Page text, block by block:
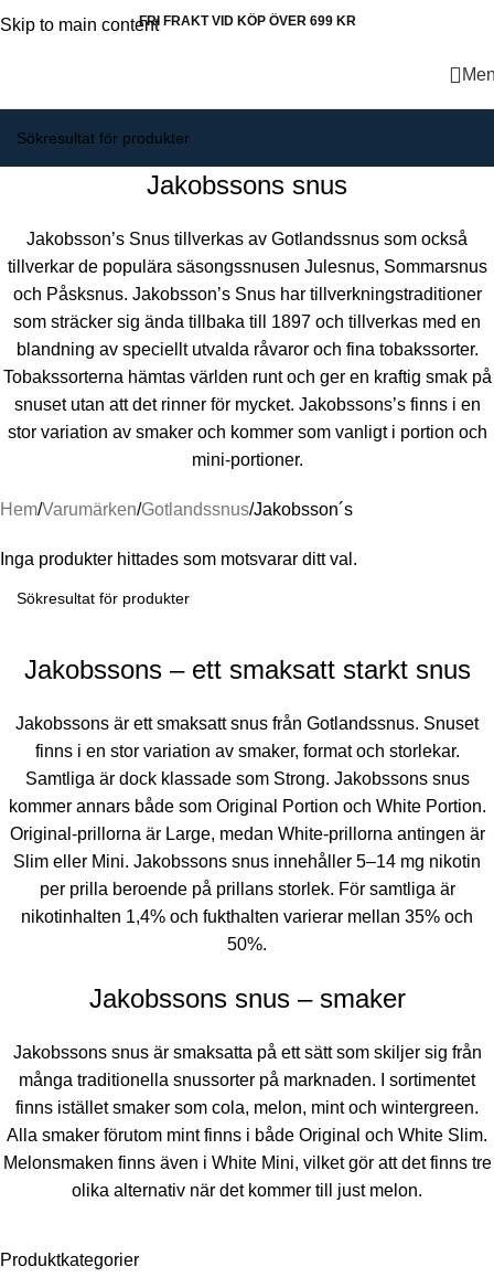
Skip to main contentFRI FRAKT VID KÖP ÖVER 699 KR
Produktkategorier
Jakobssons snus
Jakobsson’s Snus tillverkas av Gotlandssnus som också
tillverkar de populära säsongssnusen Julesnus, Sommarsnus
och Påsksnus. Jakobsson’s Snus har tillverkningstraditioner
som sträcker sig ända tillbaka till 1897 och tillverkas med en
blandning av speciellt utvalda råvaror och fina tobakssorter.
Tobakssorterna hämtas världen runt och ger en kraftig smak på
snuset utan att det rinner för mycket. Jakobssons’s finns i en
stor variation av smaker och kommer som vanligt i portion och
mini-portioner.
Hem Varumärken Gotlandssnus Jakobsson´s
Inga produkter hittades som motsvarar ditt val.
Jakobssons – ett smaksatt starkt snus
Jakobssons är ett smaksatt snus från Gotlandssnus. Snuset
finns i en stor variation av smaker, format och storlekar.
Samtliga är dock klassade som Strong. Jakobssons snus
kommer annars både som Original Portion och White Portion.
Original-prillorna är Large, medan White-prillorna antingen är
Slim eller Mini. Jakobssons snus innehåller 5–14 mg nikotin
per prilla beroende på prillans storlek. För samtliga är
nikotinhalten 1,4% och fukthalten varierar mellan 35% och
50%.
Jakobssons snus – smaker
Jakobssons snus är smaksatta på ett sätt som skiljer sig från
många traditionella snussorter på marknaden. I sortimentet
finns istället smaker som cola, melon, mint och wintergreen.
Alla smaker förutom mint finns i både Original och White Slim.
Melonsmaken finns även i White Mini, vilket gör att det finns tre
olika alternativ när det kommer till just melon.